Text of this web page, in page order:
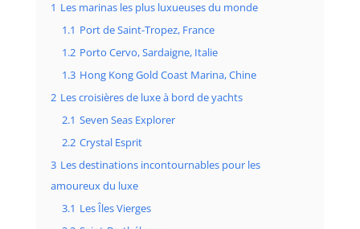
1 Les marinas les plus luxueuses du monde
1.1 Port de Saint-Tropez, France
1.2 Porto Cervo, Sardaigne, Italie
1.3 Hong Kong Gold Coast Marina, Chine
2 Les croisières de luxe à bord de yachts
2.1 Seven Seas Explorer
2.2 Crystal Esprit
3 Les destinations incontournables pour les
amoureux du luxe
3.1 Les Îles Vierges